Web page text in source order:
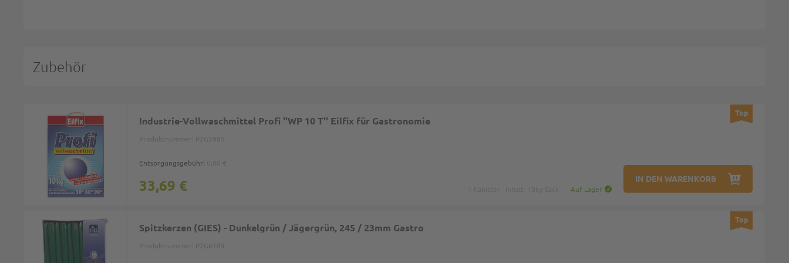
Zubehör
Top
Industrie-Vollwaschmittel Profi ''WP 10 T'' Eilfix für Gastronomie
Entsorgungsgebühr:
Auf Lager
IN DEN WARENKORB
33,69 €
Top
Spitzkerzen (GIES) - Dunkelgrün / Jägergrün, 245 / 23mm Gastro